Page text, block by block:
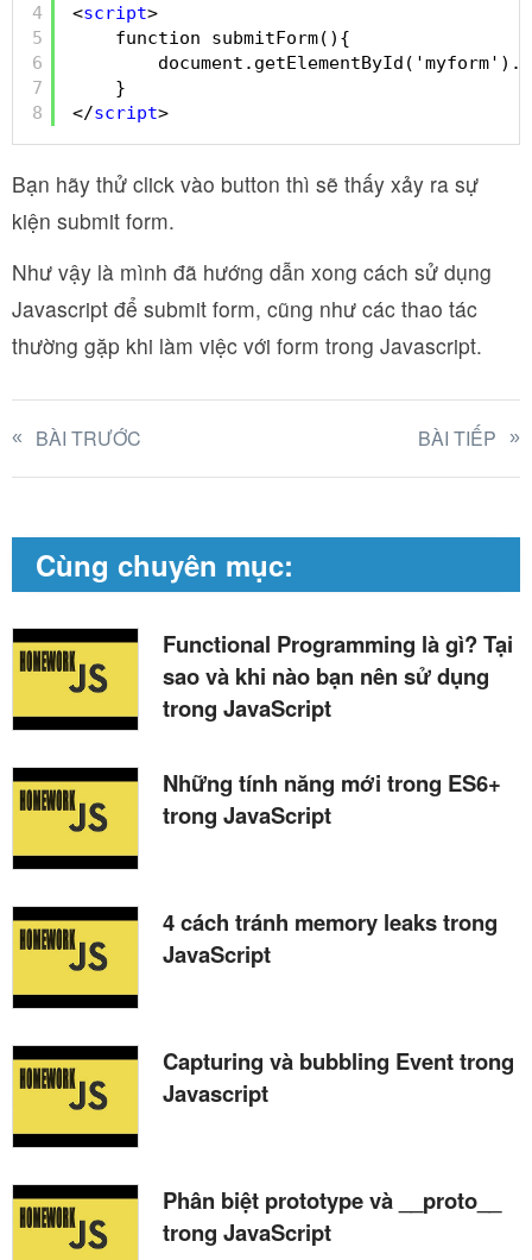
4
5
6
7
8
<script>
function submitForm(){
}
</script>
Bạn hãy thử click vào button thì sẽ thấy xảy ra sự
kiện submit form.
Như vậy là mình đã hướng dẫn xong cách sử dụng
Javascript để submit form, cũng như các thao tác
thường gặp khi làm việc với form trong Javascript.
BÀI TRƯỚC BÀI TIẾP
Cùng chuyên mục:
Functional Programming là gì? Tại
sao và khi nào bạn nên sử dụng
trong JavaScript
Những tính năng mới trong ES6+
trong JavaScript
4 cách tránh memory leaks trong
JavaScript
Capturing và bubbling Event trong
Javascript
Phân biệt prototype và __proto__
trong JavaScript